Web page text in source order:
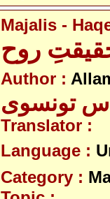
Majalis -
روح
Author :
تونسوی
Translator :
Language :
Category :